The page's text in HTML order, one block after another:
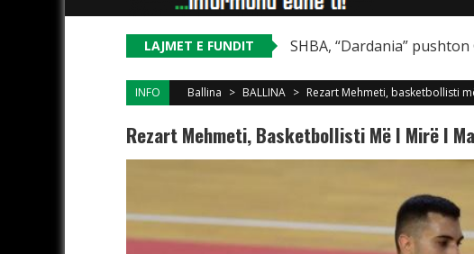
LAJMET E FUNDIT SHBA, “Dardania”
INFO Ballina > BALLINA > Rezart Mehmeti, basketbollisti
Rezart Mehmeti, Basketbollisti Më I Mirë I